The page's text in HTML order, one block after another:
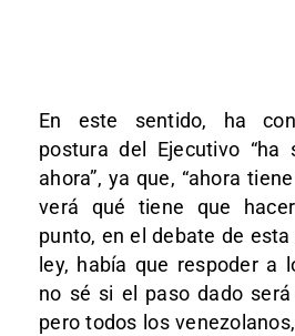
En este sentido, ha
postura del Ejecutivo “ha
ahora”, ya que, “ahora
verá qué tiene que
punto, en el debate de
ley, había que respoder a
no sé si el paso dado
pero todos los